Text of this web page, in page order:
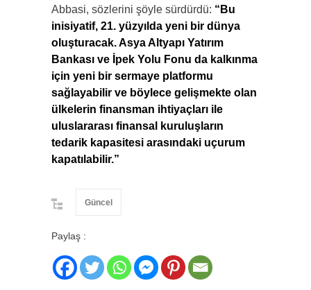
Abbasi, sözlerini şöyle sürdürdü: “Bu
inisiyatif, 21. yüzyılda yeni bir dünya
oluşturacak. Asya Altyapı Yatırım
Bankası ve İpek Yolu Fonu da kalkınma
için yeni bir sermaye platformu
sağlayabilir ve böylece gelişmekte olan
ülkelerin finansman ihtiyaçları ile
uluslararası finansal kuruluşların
tedarik kapasitesi arasındaki uçurum
kapatılabilir.”
Güncel
Paylaş :